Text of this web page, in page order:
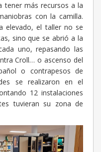
tener más recursos a la
con la camilla.
elevado, el taller no se
sino que se abrió a la
uno, repasando las
Croll… o ascenso del
o contrapesos de
se realizaron en el
12 instalaciones
tuvieran su zona de